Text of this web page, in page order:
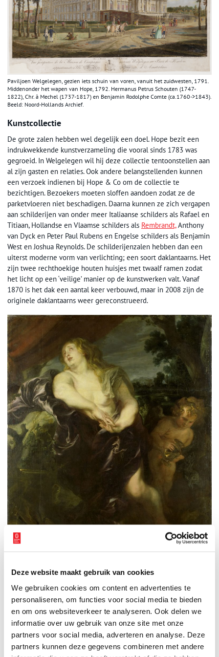
Deze website maakt gebruik van cookies
We gebruiken cookies om content en advertenties te
personaliseren, om functies voor social media te bieden
en om ons websiteverkeer te analyseren. Ook delen we
informatie over uw gebruik van onze site met onze
partners voor social media, adverteren en analyse. Deze
partners kunnen deze gegevens combineren met andere
Paviljoen Welgelegen, gezien iets schuin van voren, vanuit het zuidwesten, 1791.
Middenonder het wapen van Hope, 1792. Hermanus Petrus Schouten (1747-
1822), Chr. à Mechel (1737-1817) en Benjamin Rodolphe Comte (ca.1760->1843).
Beeld: Noord-Hollands Archief.
Kunstcollectie
De grote zalen hebben wel degelijk een doel. Hope bezit een
indrukwekkende kunstverzameling die vooral sinds 1783 was
gegroeid. In Welgelegen wil hij deze collectie tentoonstellen aan
al zijn gasten en relaties. Ook andere belangstellenden kunnen
een verzoek indienen bij Hope & Co om de collectie te
bezichtigen. Bezoekers moeten sloffen aandoen zodat ze de
parketvloeren niet beschadigen. Daarna kunnen ze zich vergapen
aan schilderijen van onder meer Italiaanse schilders als Rafael en
Titiaan, Hollandse en Vlaamse schilders als Rembrandt,Anthony
van Dyck en Peter Paul Rubens en Engelse schilders als Benjamin
West en Joshua Reynolds. De schilderijenzalen hebben dan een
uiterst moderne vorm van verlichting; een soort daklantaarns. Het
zijn twee rechthoekige houten huisjes met twaalf ramen zodat
het licht op een ‘veilige’ manier op de kunstwerken valt. Vanaf
1870 is het dak een aantal keer verbouwd, maar in 2008 zijn de
originele daklantaarns weer gereconstrueerd.
De boetvaardige Maria Magdalena, door Anthony van Dyck, 1620-1635. Beeld:
Oranjegezind
Aan het einde van de achttiende eeuw bestrijden de patriotten
en de prinsgezinden elkaar in de Republiek. Hope & Co houdt
zich goed staande in dezeroerige periode: hoewel Henry
Oranjegezind is, mengt hij zich niet in hetconflict. Hij is
natuurlijk ook lange tijd druk bezig met de bouw van Welgelegen.
Na de Pruisische inval in 1787 vluchten duizenden Nederlandse